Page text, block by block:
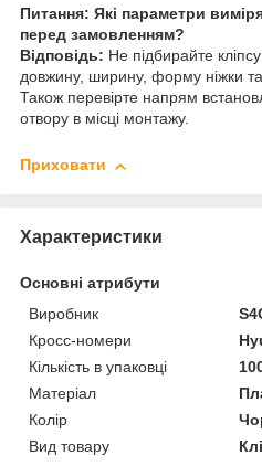
Питання: Які параметри
перед замовленням?
Відповідь: Не підбирайте
довжину, ширину, форму ніжки
Також перевірте напрям
отвору в місці монтажу.
Приховати
Характеристики
Основні атрибути
Виробник
Кросс-номери
Кількість в упаковці
Матеріал
Колір
Вид товару